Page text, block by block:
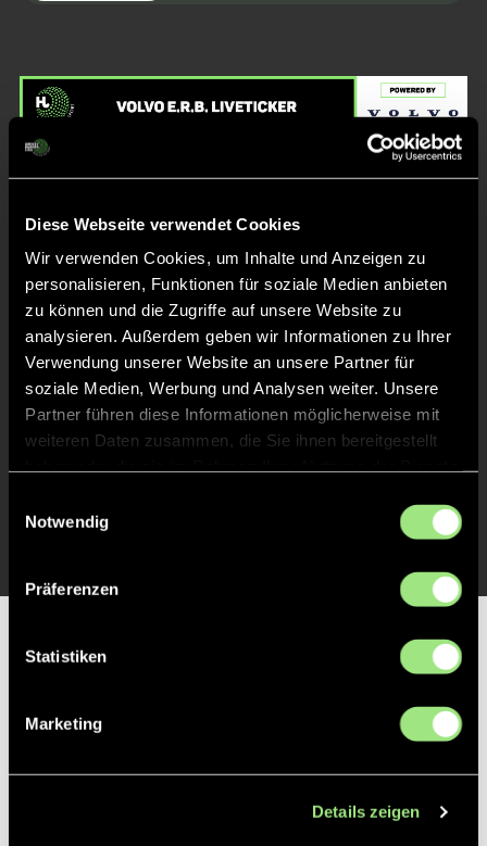
Diese Webseite verwendet Cookies
Wir verwenden Cookies, um Inhalte und Anzeigen zu
personalisieren, Funktionen für soziale Medien anbieten
zu können und die Zugriffe auf unsere Website zu
analysieren. Außerdem geben wir Informationen zu Ihrer
Verwendung unserer Website an unsere Partner für
soziale Medien, Werbung und Analysen weiter. Unsere
Partner führen diese Informationen möglicherweise mit
weiteren Daten zusammen, die Sie ihnen bereitgestellt
Notwendig
Präferenzen
Statistiken
Marketing
Details zeigen
24'
Abpfiff
Spiel beendet
13' TOR 3:0, FELDTOR
2' TOR 2:0, FELDTOR
1'